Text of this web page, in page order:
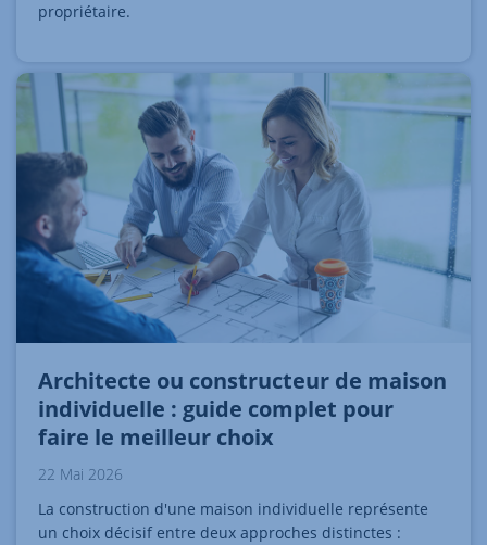
propriétaire.
Architecte ou constructeur de maison
individuelle : guide complet pour
faire le meilleur choix
22 Mai 2026
La construction d'une maison individuelle représente
un choix décisif entre deux approches distinctes :